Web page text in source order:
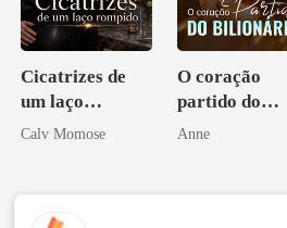
Cicatrizes de
um laço
rompido
Calv Momose
O coração
partido do
bilionário
Anne